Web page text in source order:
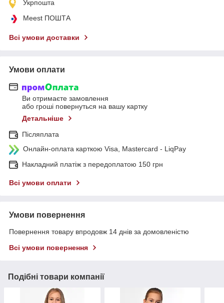
Укрпошта
Meest ПОШТА
Всі умови доставки
Умови оплати
Ви отримаєте замовлення
або гроші повернуться на вашу картку
Детальніше
Післяплата
Онлайн-оплата карткою Visa, Mastercard - LiqPay
Накладний платіж з передоплатою 150 грн
Всі умови оплати
Умови повернення
Повернення товару впродовж 14 днів за домовленістю
Всі умови повернення
Подібні товари компанії